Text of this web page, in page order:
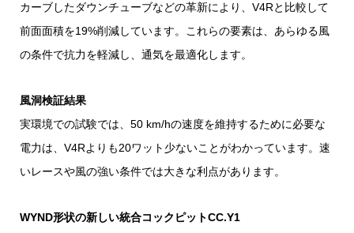
カーブしたダウンチューブなどの革新により、V4Rと比較して
前面面積を19%削減しています。これらの要素は、あらゆる風
の条件で抗力を軽減し、通気を最適化します。
風洞検証結果
実環境での試験では、50 km/hの速度を維持するために必要な
電力は、V4Rよりも20ワット少ないことがわかっています。速
いレースや風の強い条件では大きな利点があります。
WYND形状の新しい統合コックピットCC.Y1